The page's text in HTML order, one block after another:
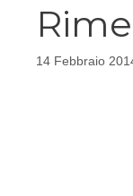
14 Febbraio